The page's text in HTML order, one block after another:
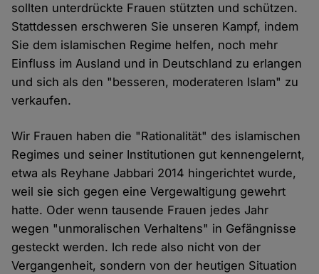
sollten unterdrückte Frauen stützten und schützen.
Stattdessen erschweren Sie unseren Kampf, indem
Sie dem islamischen Regime helfen, noch mehr
Einfluss im Ausland und in Deutschland zu erlangen
und sich als den "besseren, moderateren Islam" zu
verkaufen.
Wir Frauen haben die "Rationalität" des islamischen
Regimes und seiner Institutionen gut kennengelernt,
etwa als Reyhane Jabbari 2014 hingerichtet wurde,
weil sie sich gegen eine Vergewaltigung gewehrt
hatte. Oder wenn tausende Frauen jedes Jahr
wegen "unmoralischen Verhaltens" in Gefängnisse
gesteckt werden. Ich rede also nicht von der
Vergangenheit, sondern von der heutigen Situation